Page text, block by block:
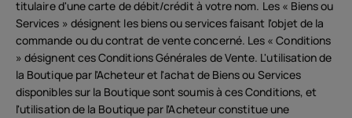
titulaire d'une carte de débit/crédit à votre nom. Les « Biens ou
Services » désignent les biens ou services faisant l'objet de la
commande ou du contrat de vente concerné. Les « Conditions
» désignent ces Conditions Générales de Vente. L'utilisation de
la Boutique par l'Acheteur et l'achat de Biens ou Services
disponibles sur la Boutique sont soumis à ces Conditions, et
l'utilisation de la Boutique par l'Acheteur constitue une